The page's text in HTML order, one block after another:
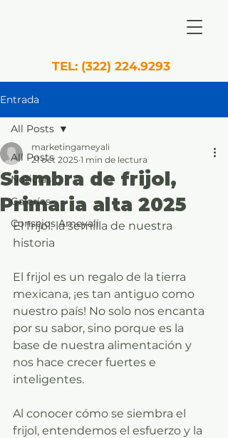
TEL: (322) 224.9293
Entrada
All Posts
Noticias
Galerías
Consejos Ameyali
All Posts
Siembra de frijol,
Primaria alta 2025
marketingameyali
21 oct 2025 1 min de lectura
El frijol: la semilla de nuestra
historia
El frijol es un regalo de la tierra
mexicana, ¡es tan antiguo como
nuestro país! No solo nos encanta
por su sabor, sino porque es la
base de nuestra alimentación y
nos hace crecer fuertes e
inteligentes.
Al conocer cómo se siembra el
frijol, entendemos el esfuerzo y la